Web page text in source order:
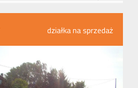
działka na sprzedaż